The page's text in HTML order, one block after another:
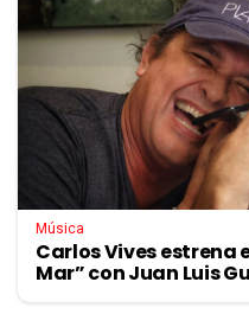
Música
Carlos Vives estrena
Mar” con Juan Luis